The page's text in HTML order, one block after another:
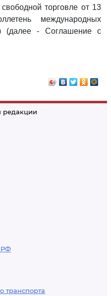
редакции
РФ
транспорта
торговле от 13
международных
(далее - Соглашение с